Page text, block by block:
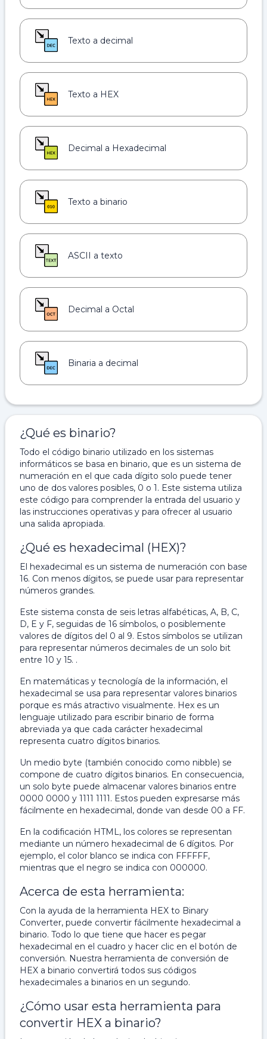
Texto a decimal
Texto a HEX
Decimal a Hexadecimal
Texto a binario
ASCII a texto
Decimal a Octal
Binaria a decimal
¿Qué es binario?
Todo el código binario utilizado en los sistemas
informáticos se basa en binario, que es un sistema de
numeración en el que cada dígito solo puede tener
uno de dos valores posibles, 0 o 1. Este sistema utiliza
este código para comprender la entrada del usuario y
las instrucciones operativas y para ofrecer al usuario
una salida apropiada.
¿Qué es hexadecimal (HEX)?
El hexadecimal es un sistema de numeración con base
16. Con menos dígitos, se puede usar para representar
números grandes.
Este sistema consta de seis letras alfabéticas, A, B, C,
D, E y F, seguidas de 16 símbolos, o posiblemente
valores de dígitos del 0 al 9. Estos símbolos se utilizan
para representar números decimales de un solo bit
entre 10 y 15. .
En matemáticas y tecnología de la información, el
hexadecimal se usa para representar valores binarios
porque es más atractivo visualmente. Hex es un
lenguaje utilizado para escribir binario de forma
abreviada ya que cada carácter hexadecimal
representa cuatro dígitos binarios.
Un medio byte (también conocido como nibble) se
compone de cuatro dígitos binarios. En consecuencia,
un solo byte puede almacenar valores binarios entre
0000 0000 y 1111 1111. Estos pueden expresarse más
fácilmente en hexadecimal, donde van desde 00 a FF.
En la codificación HTML, los colores se representan
mediante un número hexadecimal de 6 dígitos. Por
ejemplo, el color blanco se indica con FFFFFF,
mientras que el negro se indica con 000000.
Acerca de esta herramienta:
Con la ayuda de la herramienta HEX to Binary
Converter, puede convertir fácilmente hexadecimal a
binario. Todo lo que tiene que hacer es pegar
hexadecimal en el cuadro y hacer clic en el botón de
conversión. Nuestra herramienta de conversión de
HEX a binario convertirá todos sus códigos
hexadecimales a binarios en un segundo.
¿Cómo usar esta herramienta para
convertir HEX a binario?